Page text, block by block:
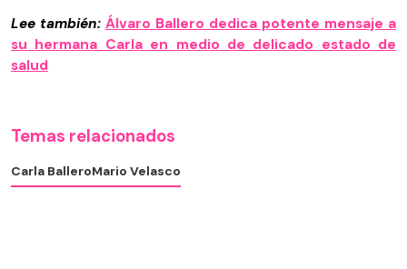
Lee también: Álvaro Ballero dedica potente mensaje a
su hermana Carla en medio de delicado estado de
salud
Temas relacionados
Carla BalleroMario Velasco